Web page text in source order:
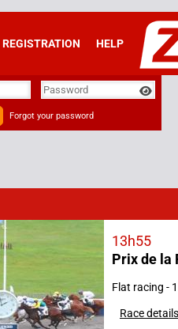
REGISTRATION HELP
Password
Forgot your password
13h55
Prix de la
Flat racing -
Race details